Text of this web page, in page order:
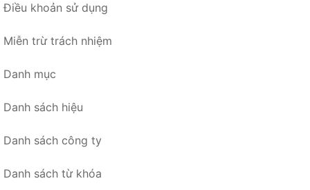
Điều khoản sử dụng
Miễn trừ trách nhiệm
Danh mục
Danh sách hiệu
Danh sách công ty
Danh sách từ khóa